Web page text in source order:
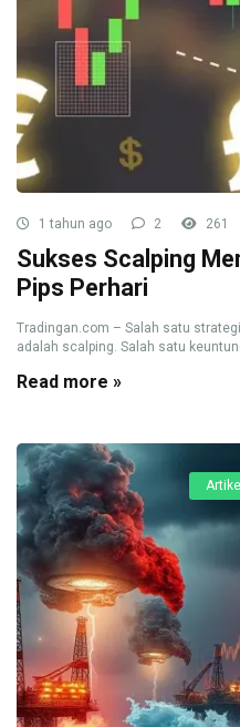
1 tahun ago 2 261
Sukses Scalping
Pips Perhari
Tradingan.com – Salah satu
adalah scalping. Salah satu
Read more »
Artikel